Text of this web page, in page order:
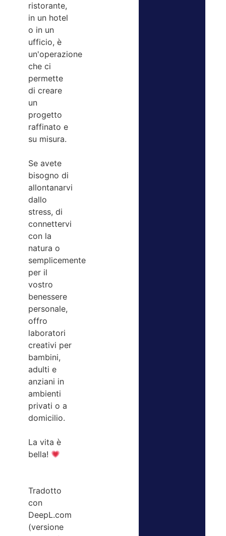
ristorante,
in un hotel
o in un
ufficio, è
un'operazione
che ci
permette
di creare
un
progetto
raffinato e
su misura.
Se avete
bisogno di
allontanarvi
dallo
stress, di
connettervi
con la
natura o
semplicemente
per il
vostro
benessere
personale,
offro
laboratori
creativi per
bambini,
adulti e
anziani in
ambienti
privati o a
domicilio.
La vita è
bella!
Tradotto
con
DeepL.com
(versione